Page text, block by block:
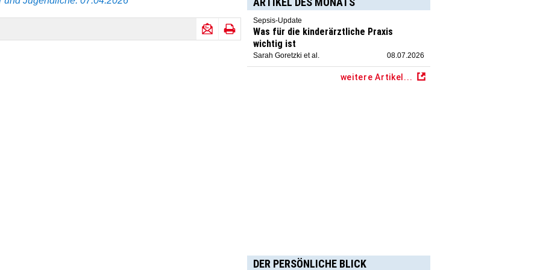
Sepsis-Update
Was für die kinderärztliche Praxis
wichtig ist
Sarah Goretzki et al. 08.07.2026
weitere Artikel...
DER PERSÖNLICHE BLICK